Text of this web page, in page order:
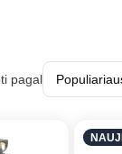
pagal